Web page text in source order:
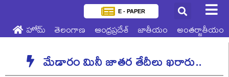
E - PAPER
హోమ్ తెలంగాణ ఆంధ్రప్రదేశ్ జాతీయం అంతర్జాతీయం
మేడారం మినీ జాతర తేదీలు ఖరారు..